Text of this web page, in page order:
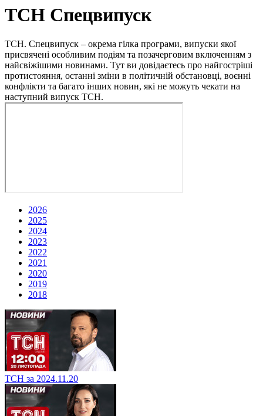
ТСН Спецвипуск
ТСН. Спецвипуск – окрема гілка програми, випуски якої
присвячені особливим подіям та позачерговим включенням з
найсвіжішими новинами. Тут ви довідаєтесь про найгостріші
протистояння, останні зміни в політичній обстановці, воєнні
конфлікти та багато інших новин, які не можуть чекати на
наступний випуск ТСН.
2026
2025
2024
2023
2022
2021
2020
2019
2018
ТСН за 2024.11.20